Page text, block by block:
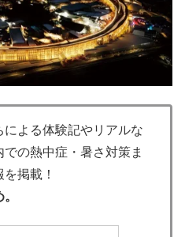
よる体験記やリアルな
の熱中症・暑さ対策ま
掲載！